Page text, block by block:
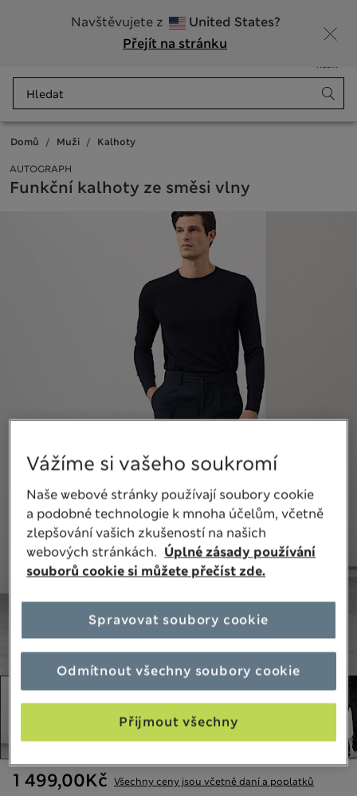
Navštěvujete z
United States?
Přejít na stránku
Košík
Domů Muži Kalhoty
AUTOGRAPH
Funkční kalhoty ze směsi vlny
1 499,00Kč Všechny ceny jsou včetně daní a poplatků
Vážíme si vašeho soukromí
Naše webové stránky používají soubory cookie
a podobné technologie k mnoha účelům, včetně
zlepšování vašich zkušeností na našich
webových stránkách. Úplné zásady používání
souborů cookie si můžete přečíst zde.
Odmítnout všechny soubory cookie
Přijmout všechny
Spravovat soubory cookie